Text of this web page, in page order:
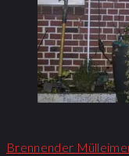
Brennender